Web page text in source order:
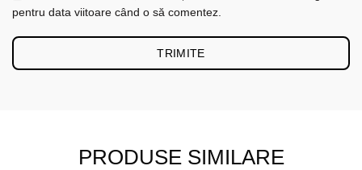
pentru data viitoare când o să comentez.
PRODUSE SIMILARE